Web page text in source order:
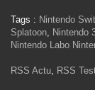
Tags : Nintendo
Splatoon, Nintendo
Nintendo Labo
RSS Actu, RSS